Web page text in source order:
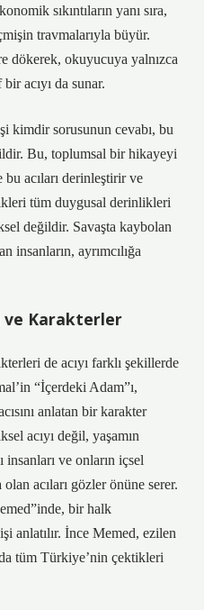
sıkıntıların yanı sıra,
travmalarıyla büyür.
dökerek, okuyucuya yalnızca
acıyı da sunar.
kimdir sorusunun cevabı, bu
Bu, toplumsal bir hikayeyi
acıları derinleştirir ve
tüm duygusal derinlikleri
değildir. Savaşta kaybolan
insanların, ayrımcılığa
ve Karakterler
de acıyı farklı şekillerde
“İçerdeki Adam”ı,
anlatan bir karakter
acıyı değil, yaşamın
insanları ve onların içsel
acıları gözler önüne serer.
bir halk
anlatılır. İnce Memed, ezilen
tüm Türkiye’nin çektikleri